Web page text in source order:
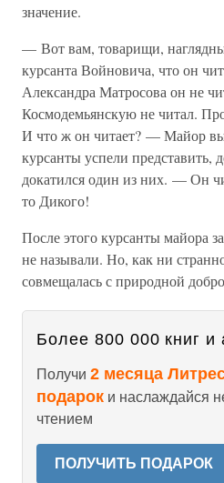
значение.
— Вот вам, товарищи,
курсанта Войновича, что он
Александра Матросова он не
Космодемьянскую не читал.
И что ж он читает? — Майор
курсанты успели представить,
докатился один из них. — Он
то Дикого!
После этого курсанты майора
не называли. Но, как ни
совмещалась с природной
Более 800 000 книг и
Получи 2 месяца
подарок и наслаждайся
чтением
ПОЛУЧИТЬ ПОДАРОК